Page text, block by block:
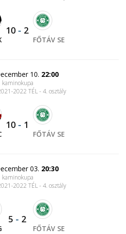
10 - 2
FŐTÁV SE
10. 22:00
kaminokupa
2022 TÉL - 4. osztály
10 - 1
FŐTÁV SE
03. 20:30
kaminokupa
2022 TÉL - 4. osztály
5 - 2
FŐTÁV SE